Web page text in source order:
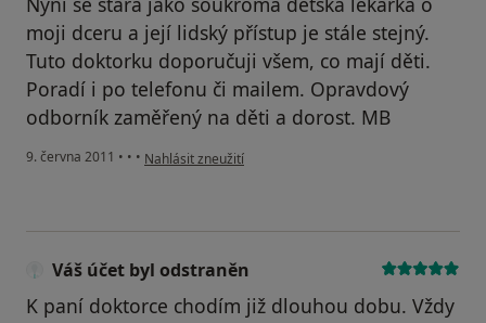
moji dceru a její lidský přístup je stále stejný.
Tuto doktorku doporučuji všem, co mají děti.
Poradí i po telefonu či mailem. Opravdový
odborník zaměřený na děti a dorost. MB
9. června 2011 • • • podle názoru uživatele Pacient
Nahlásit zneužití
Váš účet byl odstraněn
K paní doktorce chodím již dlouhou dobu. Vždy